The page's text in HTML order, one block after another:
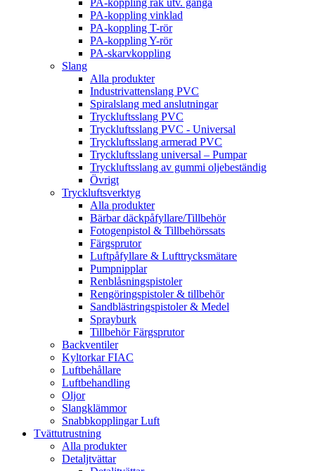
PA-koppling rak utv. gänga
PA-koppling vinklad
PA-koppling T-rör
PA-koppling Y-rör
PA-skarvkoppling
Slang
Alla produkter
Industrivattenslang PVC
Spiralslang med anslutningar
Tryckluftsslang PVC
Tryckluftsslang PVC - Universal
Tryckluftsslang armerad PVC
Tryckluftsslang universal – Pumpar
Tryckluftsslang av gummi oljebeständig
Övrigt
Tryckluftsverktyg
Alla produkter
Bärbar däckpåfyllare/Tillbehör
Fotogenpistol & Tillbehörssats
Färgsprutor
Luftpåfyllare & Lufttrycksmätare
Pumpnipplar
Renblåsningspistoler
Rengöringspistoler & tillbehör
Sandblästringspistoler & Medel
Sprayburk
Tillbehör Färgsprutor
Backventiler
Kyltorkar FIAC
Luftbehållare
Luftbehandling
Oljor
Slangklämmor
Snabbkopplingar Luft
Tvättutrustning
Alla produkter
Detaljtvättar